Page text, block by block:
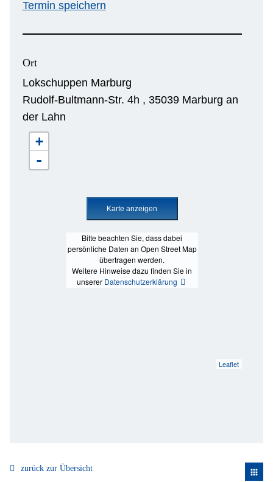
Termin speichern
Ort
Lokschuppen Marburg
Rudolf-Bultmann-Str. 4h , 35039 Marburg an
der Lahn
Bitte beachten Sie, dass dabei
persönliche Daten an Open Street Map
übertragen werden.
Weitere Hinweise dazu finden Sie in
unserer Datenschutzerklärung
+
-
Leaflet
zurück zur Übersicht apps